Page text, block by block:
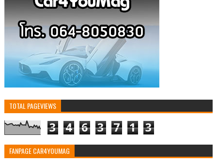
TOTAL PAGEVIEWS
3 4 6 3 7 1 3
FANPAGE CAR4YOUMAG